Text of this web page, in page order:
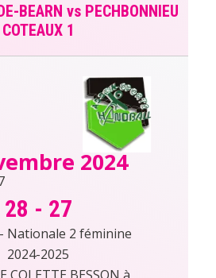
BEARN vs PECHBONNIEU
COTEAUX 1
2024
28 - 27
Nationale 2 féminine
2024-2025